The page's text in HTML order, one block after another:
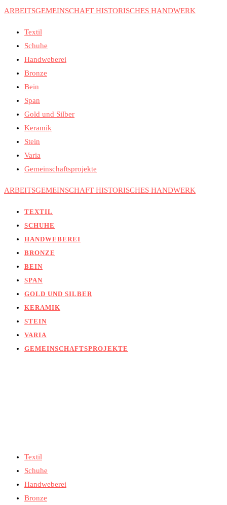
ARBEITSGEMEINSCHAFT HISTORISCHES HANDWERK
Textil
Schuhe
Handweberei
Bronze
Bein
Span
Gold und Silber
Keramik
Stein
Varia
Gemeinschaftsprojekte
ARBEITSGEMEINSCHAFT HISTORISCHES HANDWERK
TEXTIL
SCHUHE
HANDWEBEREI
BRONZE
BEIN
SPAN
GOLD UND SILBER
KERAMIK
STEIN
VARIA
GEMEINSCHAFTSPROJEKTE
Textil
Schuhe
Handweberei
Bronze